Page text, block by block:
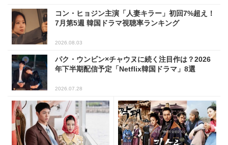
コン・ヒョジン主演「人妻キラー」初回7%超え！
7月第5週 韓国ドラマ視聴率ランキング
2026.08.03
パク・ウンビン×チャウヌに続く注目作は？2026
年下半期配信予定「Netflix韓国ドラマ」8選
2026.07.28